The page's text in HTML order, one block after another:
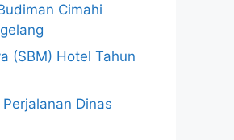
Cimahi
(SBM) Hotel Tahun
Dinas